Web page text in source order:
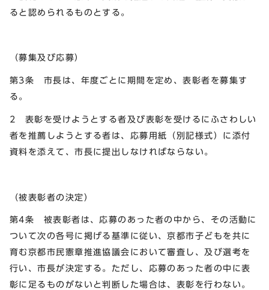
ると認められるものとする。
（募集及び応募）
第3条 市長は、年度ごとに期間を定め、表彰者を募集す
る。
2 表彰を受けようとする者及び表彰を受けるにふさわしい
者を推薦しようとする者は、応募用紙（別記様式）に添付
資料を添えて、市長に提出しなければならない。
（被表彰者の決定）
第4条 被表彰者は、応募のあった者の中から、その活動に
ついて次の各号に掲げる基準に従い、京都市子どもを共に
育む京都市民憲章推進協議会において審査し、及び選考を
行い、市長が決定する。ただし、応募のあった者の中に表
彰に足るものがないと判断した場合は、表彰を行わない。